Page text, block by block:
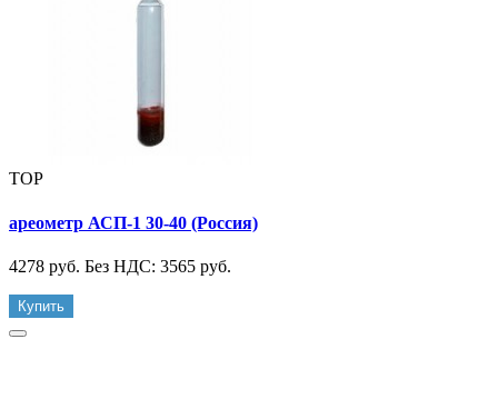
TOP
ареометр АСП-1 30-40 (Россия)
4278 руб. Без НДС: 3565 руб.
Купить